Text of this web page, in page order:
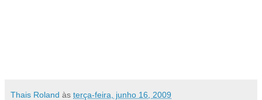
Thais Roland às terça-feira, junho 16, 2009